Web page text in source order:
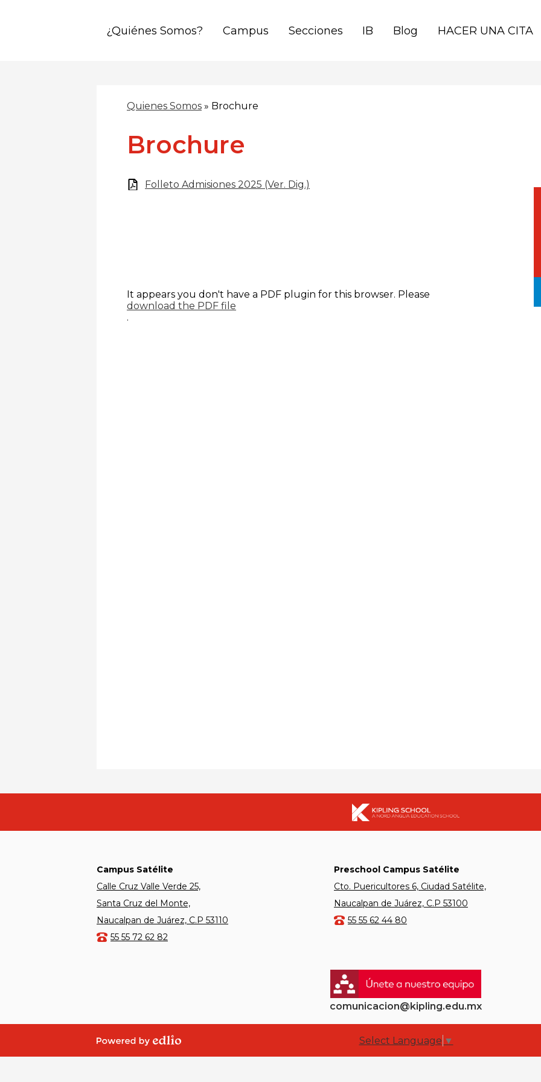
Skip
¿Quiénes Somos? Campus Secciones IB Blog HACER UNA CITA
Quienes Somos » Brochure
Brochure
Folleto Admisiones 2025 (Ver. Dig.)
It appears you don't have a PDF plugin for this browser. Please
download the PDF file
.
Campus Satélite
Calle Cruz Valle Verde 25,
Santa Cruz del Monte,
Naucalpan de Juárez, C.P 53110
55 55 72 62 82
Preschool Campus Satélite
Cto. Puericultores 6, Ciudad Satélite,
Naucalpan de Juárez, C.P 53100
55 55 62 44 80
comunicacion@kipling.edu.mx
Select Language ▼